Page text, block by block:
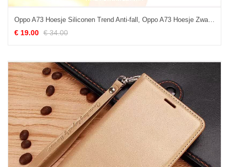
Oppo A73 Hoesje Siliconen Trend Anti-fall, Oppo A73 Hoesje Zwart Mobiele Telefoon
€ 19.00 € 34.00